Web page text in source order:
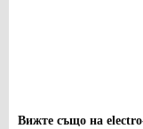
Вижте също на